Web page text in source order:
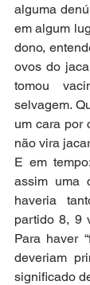
alguma
em algum
dono,
ovos do
tomou
selvagem.
um cara por
não vira
E em
assim uma
haveria
partido 8, 9
Para haver
deveriam
significado